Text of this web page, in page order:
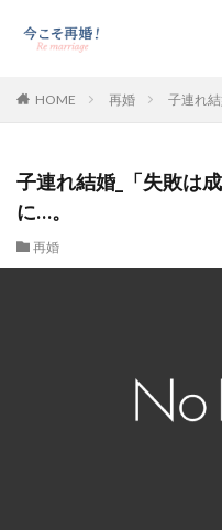
HOME 再婚 子連れ
子連れ結婚_「失敗は
に…。
再婚